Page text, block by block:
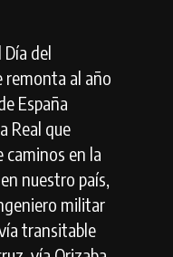
del
remonta al año
España
Real que
en la
nuestro país,
militar
transitable